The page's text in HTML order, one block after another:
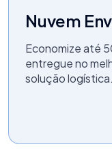
Nuvem
Economize até
entregue no
solução logística.